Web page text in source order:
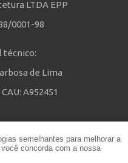
semelhantes para melhorar a
concorda com a nossa
LTDA EPP
0001-98
técnico:
de Lima
A952451
| © 2014 - 2021 Powered